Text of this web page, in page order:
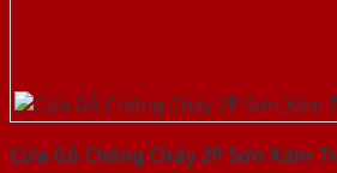
Cửa Gỗ Chống Cháy 2P Sơn Xám